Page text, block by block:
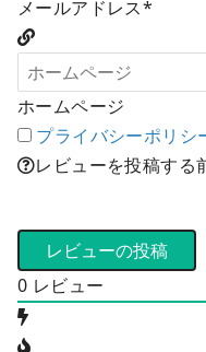
メールアドレス*
ホームページ
プライバシーポリシ
レビューを投稿する
0 レビュー